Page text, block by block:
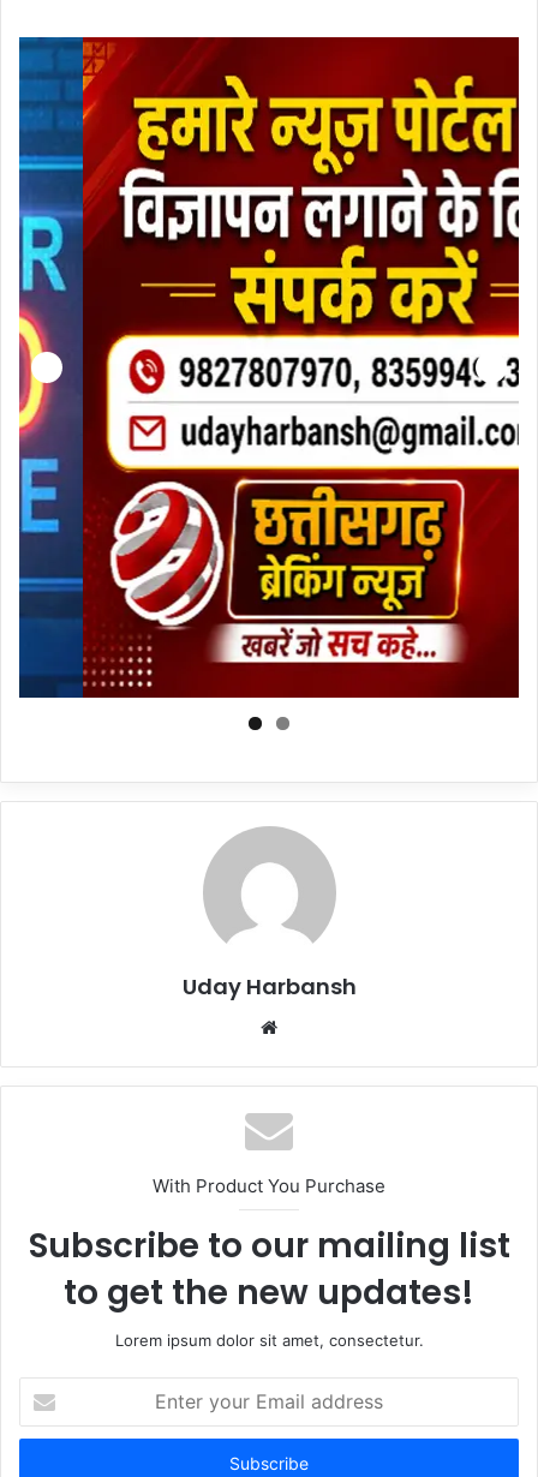
Uday Harbansh
Website
With Product You Purchase
Subscribe to our mailing list
to get the new updates!
Lorem ipsum dolor sit amet, consectetur.
your
Email